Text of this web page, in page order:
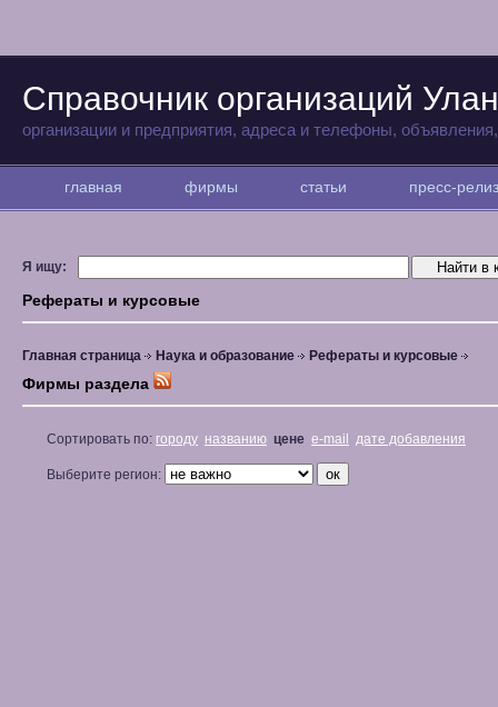
Справочник организаций
организации и предприятия, адреса и телефоны,
главная фирмы статьи пресс-
Я ищу:
Рефераты и курсовые
Главная страница Наука и образование Рефераты и курсовые
Фирмы раздела
Сортировать по: городу названию цене e-mail дате добавления
Выберите регион: